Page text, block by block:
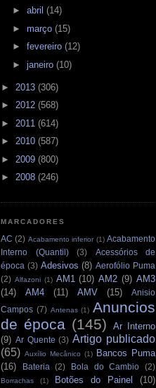
► abril (14)
► março (15)
► fevereiro (12)
► janeiro (10)
► 2013 (306)
► 2012 (568)
► 2011 (614)
► 2010 (587)
► 2009 (800)
► 2008 (246)
MARCADORES
AC (2) Acabamento inferior (1) Acabamento
Interno (Quantil)
(3)
Acessórios de
época (3) Adesivos (8) Aerofólio Puma
(2) Alfazoni (1) AM1 (10) AM2 (9) AM3
(14)
AM4 (11) AMV (15)
Anisio
Campos (7) Antenas (1) Anuncios
de época (145)
Ar Interno
(9) Ar Quente (3) Artigo publicado
(65) Auxílio Mecânico (1)
Bancos Puma
(16)
Bateria (2) Bola do Cambio (2)
Borrachas (1) Botões do Painel (10)